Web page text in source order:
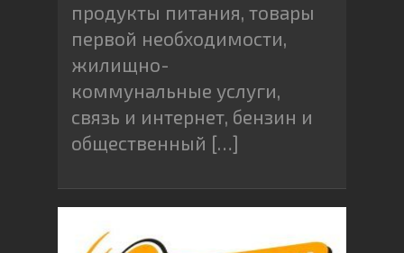
продукты питания, товары
первой необходимости,
жилищно-
коммунальные услуги,
связь и интернет, бензин и
общественный […]